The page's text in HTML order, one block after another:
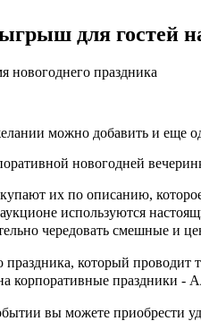
для гостей
новогоднего праздника
можно добавить и еще
новогодней
их по описанию,
используются
чередовать смешные и
который проводит
корпоративные праздники -
вы можете